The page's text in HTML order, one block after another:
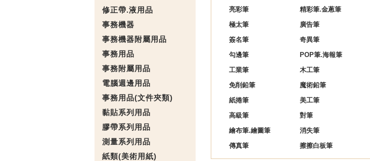
修正帶.液用品
事務機器
事務機器附屬用品
事務用品
事務附屬用品
電腦週邊用品
事務用品(文件夾類)
黏貼系列用品
膠帶系列用品
測量系列用品
紙類(美術用紙)
亮彩筆
精彩筆.金蔥筆
極太筆
廣告筆
簽名筆
奇異筆
勾邊筆
POP筆.海報筆
工業筆
木工筆
免削鉛筆
魔術鉛筆
紙捲筆
美工筆
高級筆
對筆
繪布筆.繪圖筆
消失筆
傳真筆
擦擦白板筆